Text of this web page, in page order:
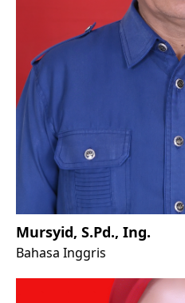
Mursyid, S.Pd., Ing.
Bahasa Inggris